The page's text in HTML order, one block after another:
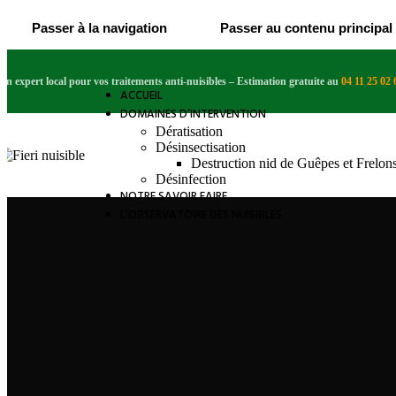
Passer à la navigation Passer au contenu principal
expert local pour vos traitements anti-nuisibles – Estimation gratuite au 04 11 25 02
ACCUEIL
DOMAINES D’INTERVENTION
Dératisation
Désinsectisation
Destruction nid de Guêpes et
Désinfection
NOTRE SAVOIR FAIRE